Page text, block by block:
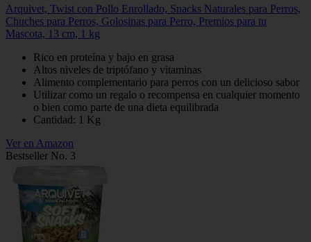
Arquivet, Twist con Pollo Enrollado, Snacks Naturales para Perros,
Chuches para Perros, Golosinas para Perro, Premios para tu
Mascota, 13 cm, 1 kg
Rico en proteína y bajo en grasa
Altos niveles de triptófano y vitaminas
Alimento complementario para perros con un delicioso sabor
Utilizar como un regalo o recompensa en cualquier momento
o bien como parte de una dieta equilibrada
Cantidad: 1 Kg
Ver en Amazon
Bestseller No. 3